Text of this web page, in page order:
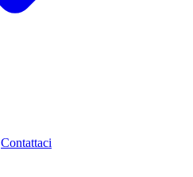
Contattaci